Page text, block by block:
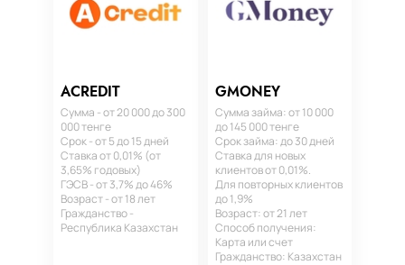
ACREDIT
Сумма - от 20 000 до 300
000 тенге
Срок - от 5 до 15 дней
Ставка от 0,01% (от
3,65% годовых)
ГЭСВ - от 3,7% до 46%
Возраст - от 18 лет
Гражданство -
Республика Казахстан
GMONEY
Сумма займа: от 10 000
до 145 000 тенге
Срок займа: до 30 дней
Ставка для новых
клиентов от 0,01%.
Для повторных клиентов
до 1,9%
Возраст: от 21 лет
Способ получения:
Карта или счет
Гражданство: Казахстан